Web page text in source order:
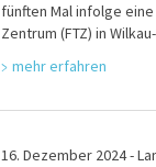
fünften Mal infolge
Zentrum (FTZ) in
mehr erfahren
16. Dezember 2024 -